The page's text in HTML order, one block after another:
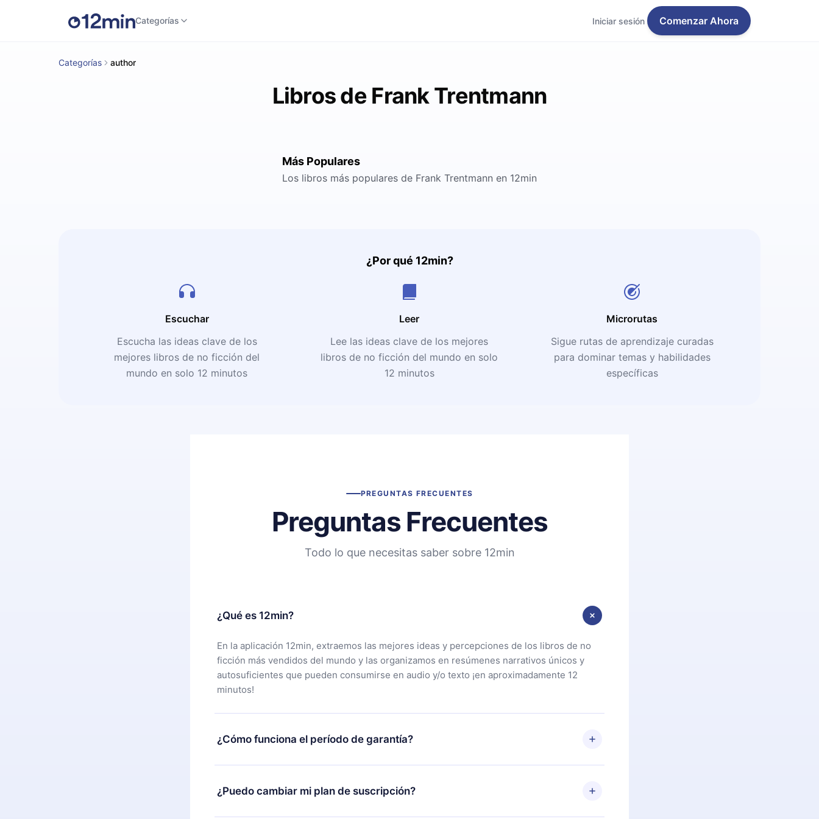
Categorías Iniciar sesión Comenzar Ahora
Categorías author
Libros de Frank Trentmann
Más Populares
Los libros más populares de Frank Trentmann en 12min
¿Por qué 12min?
Escuchar
Escucha las ideas clave de los
mejores libros de no ficción del
mundo en solo 12 minutos
Leer
Lee las ideas clave de los mejores
libros de no ficción del mundo en solo
12 minutos
Microrutas
Sigue rutas de aprendizaje curadas
para dominar temas y habilidades
específicas
PREGUNTAS FRECUENTES
Preguntas Frecuentes
Todo lo que necesitas saber sobre 12min
¿Qué es 12min?
En la aplicación 12min, extraemos las mejores ideas y percepciones de los libros de no
ficción más vendidos del mundo y las organizamos en resúmenes narrativos únicos y
autosuficientes que pueden consumirse en audio y/o texto ¡en aproximadamente 12
minutos!
¿Cómo funciona el período de garantía?
Puedes descargar nuestra aplicación y comenzar a disfrutar de nuestra biblioteca. Si por
alguna razón no estás satisfecho con nuestra plataforma, simplemente contacta a
nuestro equipo de soporte ( contacto@12min.com
¿Puedo cambiar mi plan de suscripción?